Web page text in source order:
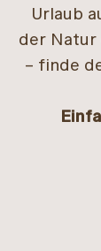
Urlaub
der Natur
– finde